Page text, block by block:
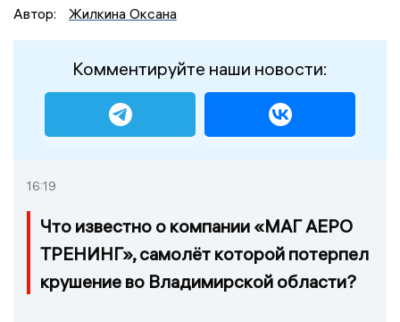
Автор:
Жилкина Оксана
Комментируйте наши новости:
16:19
Что известно о компании «МАГ АЕРО
ТРЕНИНГ», самолёт которой потерпел
крушение во Владимирской области?